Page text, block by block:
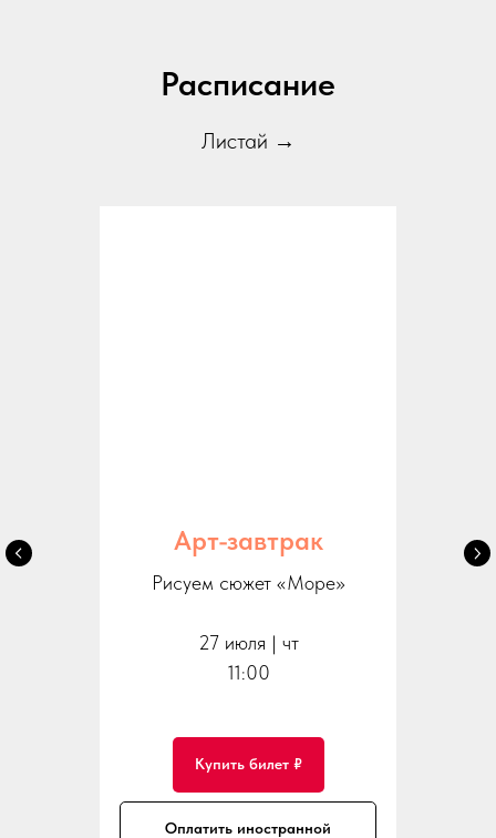
Расписание
Листай →
Арт-завтрак
Рисуем сюжет «Море»
27 июля | чт
11:00
Купить билет ₽
Оплатить иностранной